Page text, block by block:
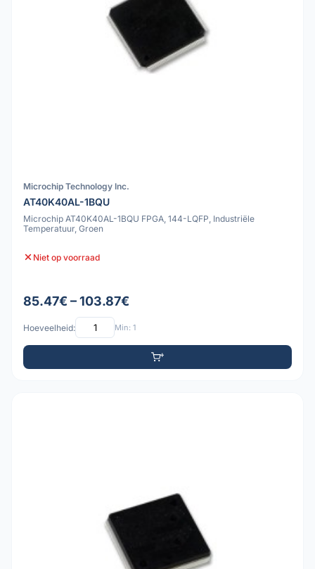
Microchip Technology Inc.
AT40K40AL-1BQU
Microchip AT40K40AL-1BQU FPGA, 144-LQFP, Industriële
Temperatuur, Groen
Niet op voorraad
85.47€ – 103.87€
Hoeveelheid: Min: 1